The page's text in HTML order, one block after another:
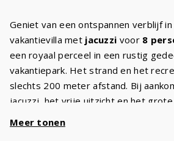
Geniet van een ontspannen verblijf
vakantievilla met jacuzzi voor 8
een royaal perceel in een rustig
vakantiepark. Het strand en het
slechts 200 meter afstand. Bij
jacuzzi, het vrije uitzicht en het grote
Meer tonen